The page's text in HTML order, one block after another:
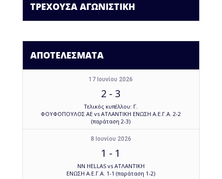
ΤΡΕΧΟΥΣΑ ΑΓΩΝΙΣΤΙΚΗ
ΑΠΟΤΕΛΕΣΜΑΤΑ
17 Ιουνίου 2026
2 - 3
Τελικός κυπέλλου: Γ.
ΦΟΥΦΟΠΟΥΛΟΣ ΑΕ vs ΑΤΛΑΝΤΙΚΗ ΕΝΩΣΗ Α.Ε.Γ.Α. 2-2
(παράταση 2-3)
8 Ιουνίου 2026
1 - 1
NN HELLAS vs ΑΤΛΑΝΤΙΚΗ
ΕΝΩΣΗ Α.Ε.Γ.Α. 1-1 (παράταση 1-2)